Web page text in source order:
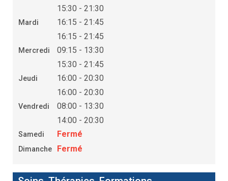
15:30 - 21:30
Mardi
16:15 - 21:45
16:15 - 21:45
Mercredi
09:15 - 13:30
15:30 - 21:45
Jeudi
16:00 - 20:30
16:00 - 20:30
Vendredi
08:00 - 13:30
14:00 - 20:30
Samedi Fermé
Dimanche Fermé